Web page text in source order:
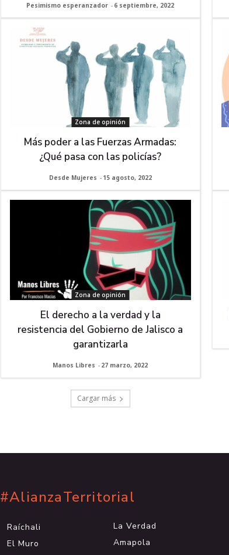
Pesimismo esperanzador - 6 septiembre, 2022
Zona de opinión
Más poder a las Fuerzas Armadas:
¿Qué pasa con las policías?
Desde Mujeres - 15 agosto, 2022
Zona de opinión
El derecho a la verdad y la
resistencia del Gobierno de Jalisco a
garantizarla
Manos Libres - 27 marzo, 2022
Cargar más
#AlianzaTerritorial
Raíchali
El Muro
.
La Verdad
Amapola